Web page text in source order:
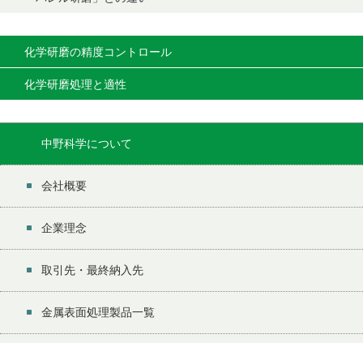
化学研磨の精度コントロール
化学研磨処理と適性
中野科学について
会社概要
企業理念
取引先・最終納入先
金属表面処理製品一覧